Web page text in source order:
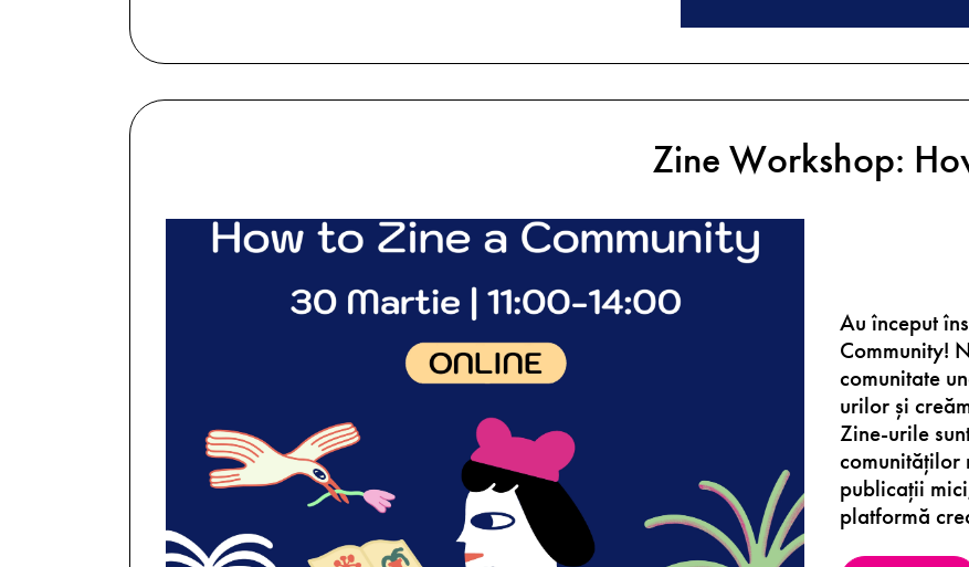
Zine Workshop:
Au început
Community!
comunitate
urilor și
Zine-urile
comunităților
publicații
platformă